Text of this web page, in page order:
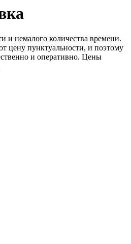
немалого количества времени.
цену пунктуальности, и поэтому
и оперативно. Цены